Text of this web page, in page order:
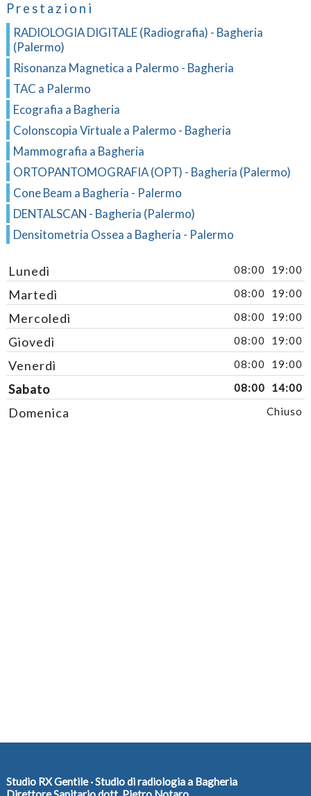
Prestazioni
RADIOLOGIA DIGITALE (Radiografia) - Bagheria
(Palermo)
Risonanza Magnetica a Palermo - Bagheria
TAC a Palermo
Ecografia a Bagheria
Colonscopia Virtuale a Palermo - Bagheria
Mammografia a Bagheria
ORTOPANTOMOGRAFIA (OPT) - Bagheria (Palermo)
Cone Beam a Bagheria - Palermo
DENTALSCAN - Bagheria (Palermo)
Densitometria Ossea a Bagheria - Palermo
Lunedì 08:00 19:00
Martedì 08:00 19:00
Mercoledì 08:00 19:00
Giovedì 08:00 19:00
Venerdì 08:00 19:00
Sabato 08:00 14:00
Domenica Chiuso
Studio RX Gentile · Studio di radiologia a Bagheria